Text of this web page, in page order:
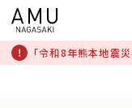
「令和8年熊本地震